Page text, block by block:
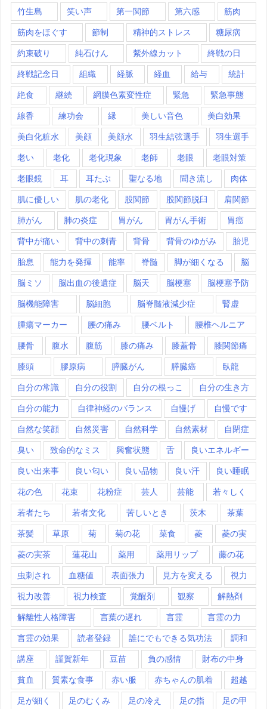
竹生島 笑い声 第一関節 第六感 筋肉
筋肉をほぐす 節制 精神的ストレス 糖尿病
約束破り 純石けん 紫外線カット 終戦の日
終戦記念日 組織 経脈 経血 給与 統計
絶食 継続 網膜色素変性症 緊急 緊急事態
線香 練功会 縁 美しい音色 美白効果
美白化粧水 美顔 美顔水 羽生結弦選手 羽生選手
老い 老化 老化現象 老師 老眼 老眼対策
老眼鏡 耳 耳たぶ 聖なる地 聞き流し 肉体
肌に優しい 肌の老化 股関節 股関節脱臼 肩関節
肺がん 肺の炎症 胃がん 胃がん手術 胃癌
背中が痛い 背中の刺青 背骨 背骨のゆがみ 胎児
胎息 能力を発揮 能率 脊髄 脚が細くなる 脳
脳ミソ 脳出血の後遺症 脳天 脳梗塞 脳梗塞予防
脳機能障害 脳細胞 脳脊髄液減少症 腎虚
腫瘍マーカー 腰の痛み 腰ベルト 腰椎ヘルニア
腰骨 腹水 腹筋 膝の痛み 膝蓋骨 膝関節痛
膝頭 膠原病 膵臓がん 膵臓癌 臥龍
自分の常識 自分の役割 自分の根っこ 自分の生き方
自分の能力 自律神経のバランス 自慢げ 自慢です
自然な笑顔 自然災害 自然科学 自然素材 自閉症
臭い 致命的なミス 興奮状態 舌 良いエネルギー
良い出来事 良い匂い 良い品物 良い汗 良い睡眠
花の色 花束 花粉症 芸人 芸能 若々しく
若者たち 若者文化 苦しいとき 茨木 茶葉
茶髪 草原 菊 菊の花 菜食 菱 菱の実
菱の実茶 蓮花山 薬用 薬用リップ 藤の花
虫刺され 血糖値 表面張力 見方を変える 視力
視力改善 視力検査 覚醒剤 観察 解熱剤
解離性人格障害 言葉の遅れ 言霊 言霊の力
言霊の効果 読者登録 誰にでもできる気功法 調和
講座 謹賀新年 豆苗 負の感情 財布の中身
貧血 質素な食事 赤い服 赤ちゃんの肌着 超越
足が細く 足のむくみ 足の冷え 足の指 足の甲